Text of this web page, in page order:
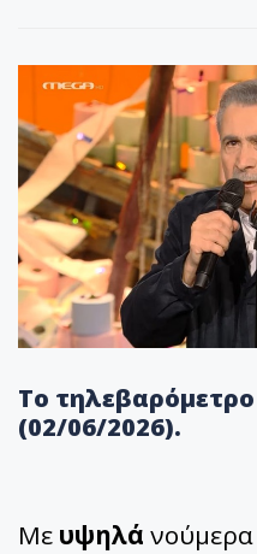
Το
(02/06/2026).
Με υψηλά νούμερα